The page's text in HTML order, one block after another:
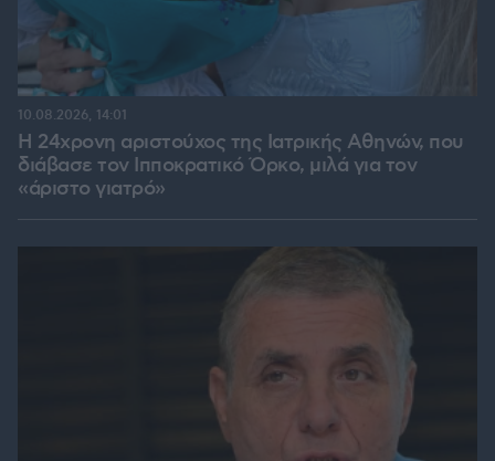
Η 24χρονη αριστούχος της Ιατρικής Αθηνών, που
διάβασε τον Ιπποκρατικό Όρκο, μιλά για τον
«άριστο γιατρό»
10.08.2026, 14:01